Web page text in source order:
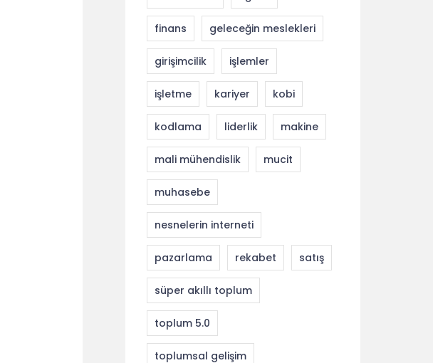
finans geleceğin meslekleri
girişimcilik işlemler
işletme kariyer kobi
kodlama liderlik makine
mali mühendislik mucit
muhasebe
nesnelerin interneti
pazarlama rekabet satış
süper akıllı toplum
toplum 5.0
toplumsal gelişim